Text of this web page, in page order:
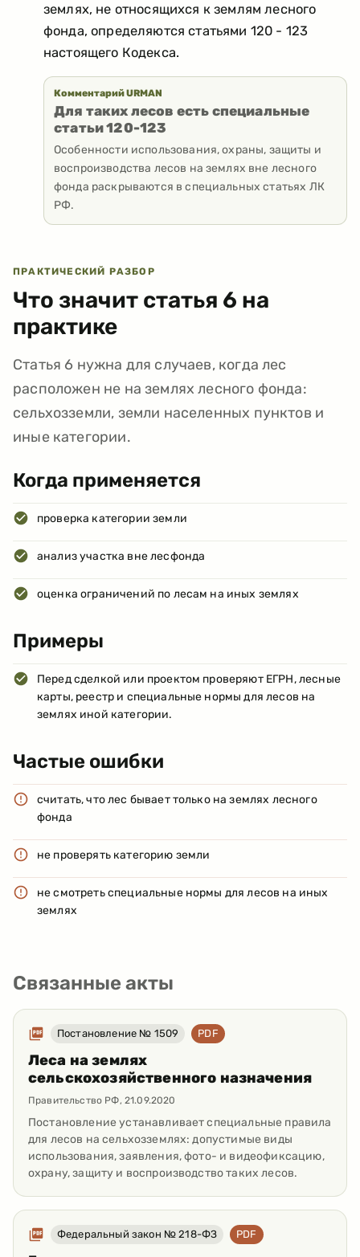
землях, не относящихся к землям лесного
фонда, определяются статьями 120 - 123
настоящего Кодекса.
Комментарий URMAN
Для таких лесов есть специальные
статьи 120-123
Особенности использования, охраны, защиты и
воспроизводства лесов на землях вне лесного
фонда раскрываются в специальных статьях ЛК
РФ.
ПРАКТИЧЕСКИЙ РАЗБОР
Что значит статья 6 на
практике
Статья 6 нужна для случаев, когда лес
расположен не на землях лесного фонда:
сельхозземли, земли населенных пунктов и
иные категории.
Когда применяется
проверка категории земли
анализ участка вне лесфонда
оценка ограничений по лесам на иных землях
Примеры
Перед сделкой или проектом проверяют ЕГРН, лесные
карты, реестр и специальные нормы для лесов на
землях иной категории.
Частые ошибки
считать, что лес бывает только на землях лесного
фонда
не проверять категорию земли
не смотреть специальные нормы для лесов на иных
землях
Связанные акты
Постановление № 1509 PDF
Леса на землях
сельскохозяйственного назначения
Правительство РФ, 21.09.2020
Постановление устанавливает специальные правила
для лесов на сельхозземлях: допустимые виды
использования, заявления, фото- и видеофиксацию,
охрану, защиту и воспроизводство таких лесов.
Федеральный закон № 218-ФЗ PDF